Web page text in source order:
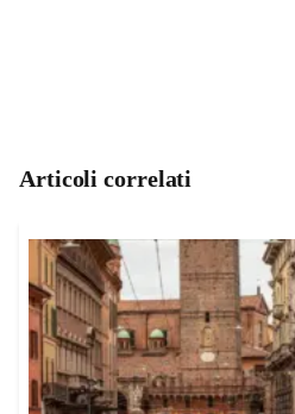
Articoli correlati